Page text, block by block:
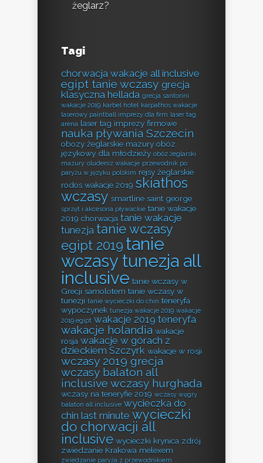
żeglarz?
Tagi
chorwacja wakacje all inclusive
egipt tanie wczasy grecja
klasyczna hellada grecja santorini
wakacje 2019 karbel hotel karpathos wakacje
laserowy paintball imprezy dla firm laser tag
arena laser tag imprezy firmowe
nauka pływania Szczecin
obozy żeglarskie mazury obóz
językowy dla młodzieży obóz żeglarski
mazury oludeniz wakacje przewodnik po
paryżu w języku polskim rejsy żeglarskie
rodos wakacje 2019 skiathos
wczasy smartline saint george
sprzęt i akcesoria pływackie tanie wakacje
2019 chorwacja tanie wakacje
tunezja tanie wczasy
egipt 2019 tanie
wczasy tunezja all
inclusive tanie wczasy w
Grecji samolotem tanie wczasy w
tunezji tanie wycieczki do chin teneryfa
wypoczynek tunezja wakacje 2019 wakacje
2019 egipt wakacje 2019 teneryfa
wakacje holandia wakacje
rosja wakacje w górach z
dzieckiem Szczyrk wakacje w rosji
wczasy 2019 grecja
wczasy balaton all
inclusive wczasy hurghada
wczasy na teneryfie 2019 wczasy węgry
balaton all inclusive wycieczka do
chin last minute wycieczki
do chorwacji all
inclusive wycieczki krynica zdrój
zwiedzanie Krakowa melexem
zwiedzanie paryża z przewodnikiem